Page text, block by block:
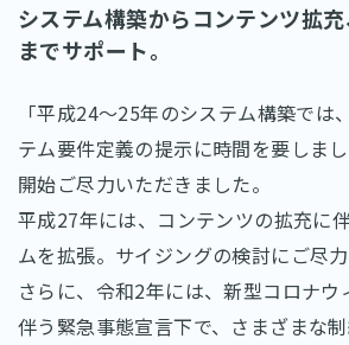
システム構築からコンテンツ拡
までサポート。
「平成24～25年のシステム構築では
テム要件定義の提示に時間を要しま
開始ご尽力いただきました。
平成27年には、コンテンツの拡充に
ムを拡張。サイジングの検討にご尽
さらに、令和2年には、新型コロナウ
伴う緊急事態宣言下で、さまざまな